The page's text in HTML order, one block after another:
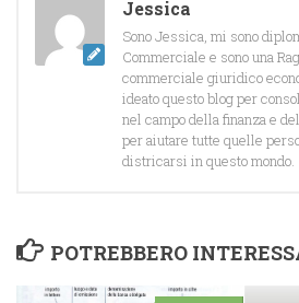
Jessica
Sono Jessica, mi sono
Commerciale e sono una
commerciale giuridico
ideato questo blog per
nel campo della finanza e
per aiutare tutte quelle
districarsi in questo mondo.
POTREBBERO